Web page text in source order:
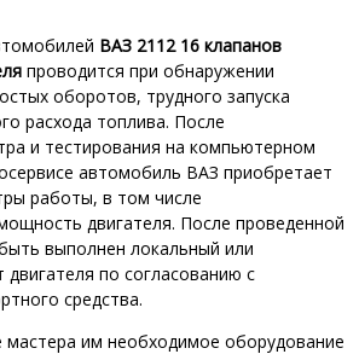
ВАЗ 2112 16 клапанов
проводится при обнаружении
оборотов, трудного запуска
расхода топлива. После
и тестирования на компьютерном
автомобиль ВАЗ приобретает
работы, в том числе
двигателя. После проведенной
выполнен локальный или
по согласованию с
средства.
им необходимое оборудование